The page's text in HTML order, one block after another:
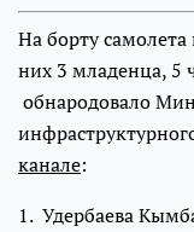
На борту самолета
них 3 младенца, 5
обнародовало
канале:
1. Удербаева